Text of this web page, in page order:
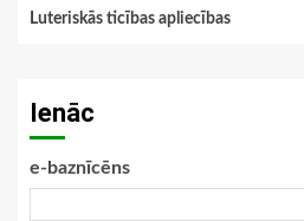
Luteriskās ticības apliecības
Ienāc
e-baznīcēns